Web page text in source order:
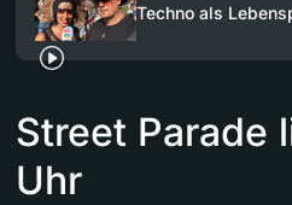
Techno als
Street Parade
Uhr